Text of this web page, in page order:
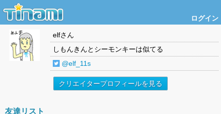
ログイン
elfさん
しもんきんとシーモンキーは似てる
@elf_11s
クリエイタープロフィールを見る
友達リスト